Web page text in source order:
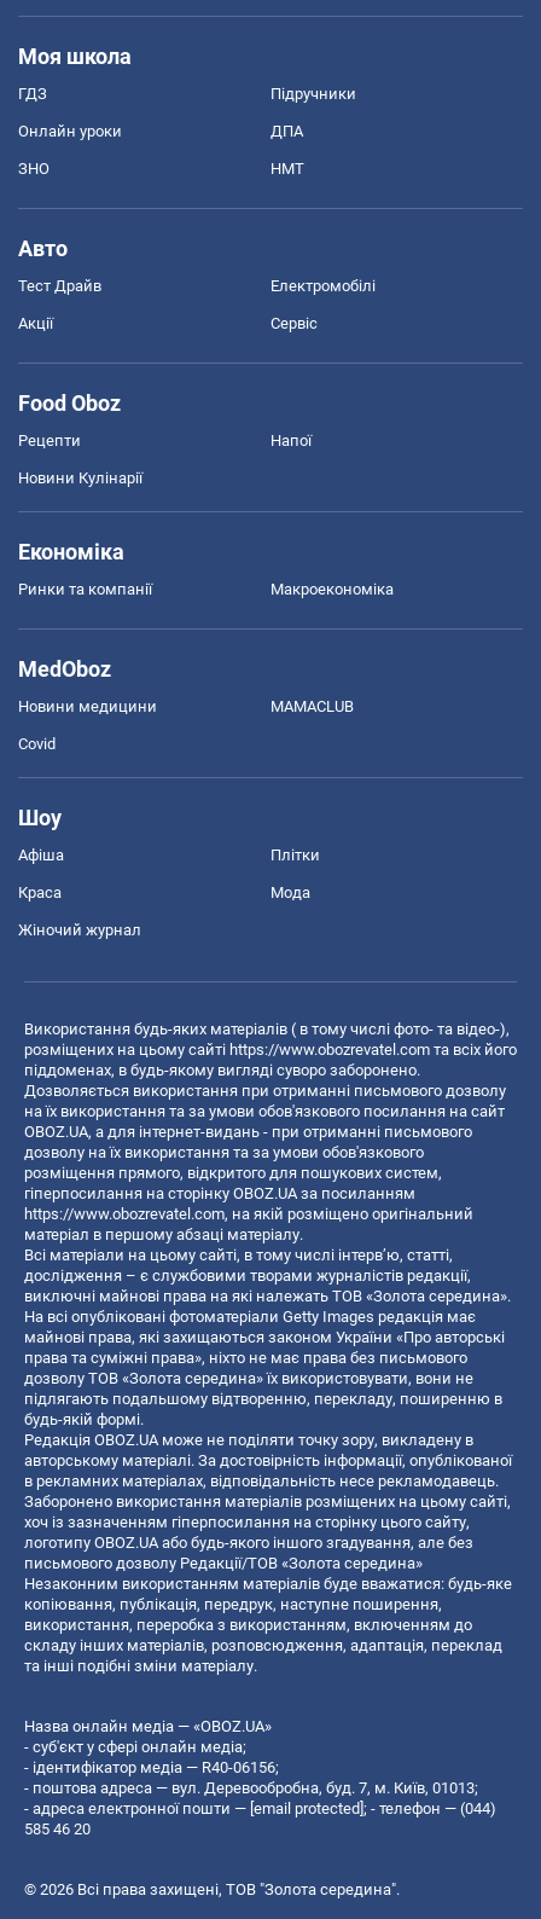
Моя школа
ГДЗ Підручники
Онлайн уроки ДПА
ЗНО НМТ
Авто
Тест Драйв Електромобілі
Акції Сервіс
Food Oboz
Рецепти Напої
Новини Кулінарії
Економіка
Ринки та компанії Макроекономіка
MedOboz
Новини медицини MAMACLUB
Covid
Шоу
Афіша Плітки
Краса Мода
Жіночий журнал
Використання будь-яких матеріалів ( в тому числі фото- та відео-),
розміщених на цьому сайті https://www.obozrevatel.com та всіх його
піддоменах, в будь-якому вигляді суворо заборонено.
Дозволяється використання при отриманні письмового дозволу
на їх використання та за умови обов'язкового посилання на сайт
OBOZ.UA, а для інтернет-видань - при отриманні письмового
дозволу на їх використання та за умови обов'язкового
розміщення прямого, відкритого для пошукових систем,
гіперпосилання на сторінку OBOZ.UA за посиланням
https://www.obozrevatel.com, на якій розміщено оригінальний
матеріал в першому абзаці матеріалу.
Всі матеріали на цьому сайті, в тому числі інтерв’ю, статті,
дослідження – є службовими творами журналістів редакції,
виключні майнові права на які належать ТОВ «Золота середина».
На всі опубліковані фотоматеріали Getty Images редакція має
майнові права, які захищаються законом України «Про авторські
права та суміжні права», ніхто не має права без письмового
дозволу ТОВ «Золота середина» їх використовувати, вони не
підлягають подальшому відтворенню, перекладу, поширенню в
будь-якій формі.
Редакція OBOZ.UA може не поділяти точку зору, викладену в
авторському матеріалі. За достовірність інформації, опублікованої
в рекламних матеріалах, відповідальність несе рекламодавець.
Заборонено використання матеріалів розміщених на цьому сайті,
хоч із зазначенням гіперпосилання на сторінку цього сайту,
логотипу OBOZ.UA або будь-якого іншого згадування, але без
письмового дозволу Редакції/ТОВ «Золота середина»
Незаконним використанням матеріалів буде вважатися: будь-яке
копiювання, публiкацiя, передрук, наступне поширення,
використання, переробка з використанням, включенням до
складу інших матеріалів, розповсюдження, адаптація, переклад
та інші подібні зміни матеріалу.
Назва онлайн медіа — «OBOZ.UA»
- суб'єкт у сфері онлайн медіа;
- ідентифікатор медіа — R40-06156;
- поштова адреса — вул. Деревообробна, буд. 7, м. Київ, 01013;
- адреса електронної пошти — [email protected]; - телефон — (044)
585 46 20
© 2026 Всі права захищені, ТОВ "Золота середина".